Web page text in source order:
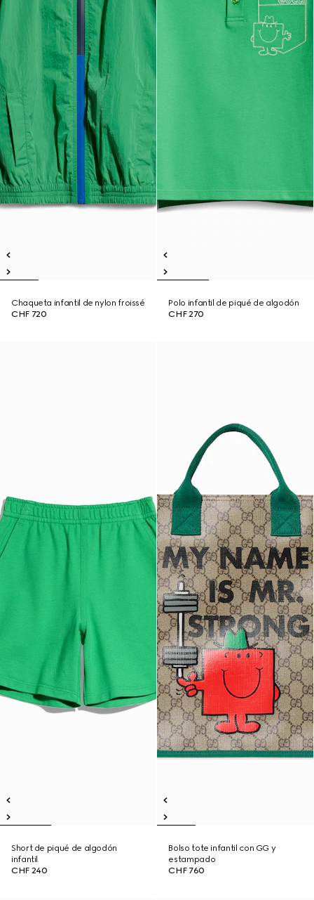
Chaqueta infantil de nylon froissé
CHF 720
Polo infantil de piqué de algodón
CHF 270
Short de piqué de algodón
infantil
CHF 240
Bolso tote infantil con GG y
estampado
CHF 760